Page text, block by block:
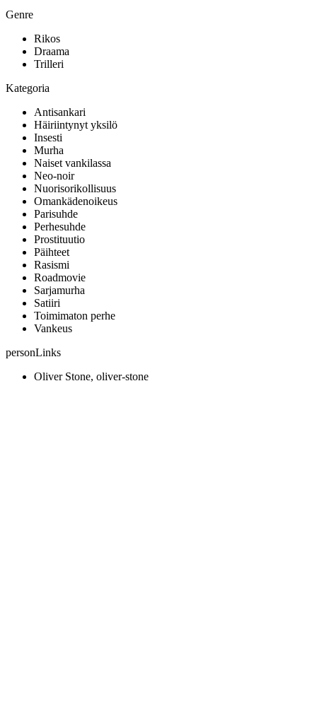
Genre
Rikos
Draama
Trilleri
Kategoria
Antisankari
Häiriintynyt yksilö
Insesti
Murha
Naiset vankilassa
Neo-noir
Nuorisorikollisuus
Omankädenoikeus
Parisuhde
Perhesuhde
Prostituutio
Päihteet
Rasismi
Roadmovie
Sarjamurha
Satiiri
Toimimaton perhe
Vankeus
personLinks
Oliver Stone, oliver-stone